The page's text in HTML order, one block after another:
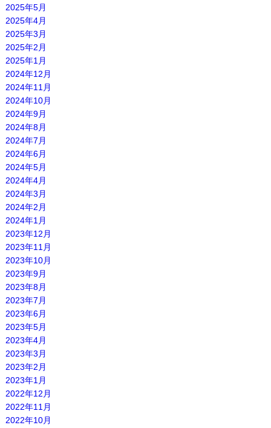
2025年5月
2025年4月
2025年3月
2025年2月
2025年1月
2024年12月
2024年11月
2024年10月
2024年9月
2024年8月
2024年7月
2024年6月
2024年5月
2024年4月
2024年3月
2024年2月
2024年1月
2023年12月
2023年11月
2023年10月
2023年9月
2023年8月
2023年7月
2023年6月
2023年5月
2023年4月
2023年3月
2023年2月
2023年1月
2022年12月
2022年11月
2022年10月